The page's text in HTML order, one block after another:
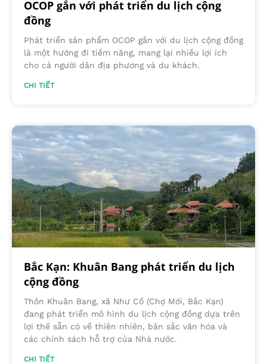
OCOP gắn với phát triển du lịch cộng
đồng
Phát triển sản phẩm OCOP gắn với du lịch cộng đồng
là một hướng đi tiềm năng, mang lại nhiều lợi ích
cho cả người dân địa phương và du khách.
CHI TIẾT
Bắc Kạn: Khuân Bang phát triển du lịch
cộng đồng
Thôn Khuân Bang, xã Như Cố (Chợ Mới, Bắc Kạn)
đang phát triển mô hình du lịch cộng đồng dựa trên
lợi thế sẵn có về thiên nhiên, bản sắc văn hóa và
các chính sách hỗ trợ của Nhà nước.
CHI TIẾT